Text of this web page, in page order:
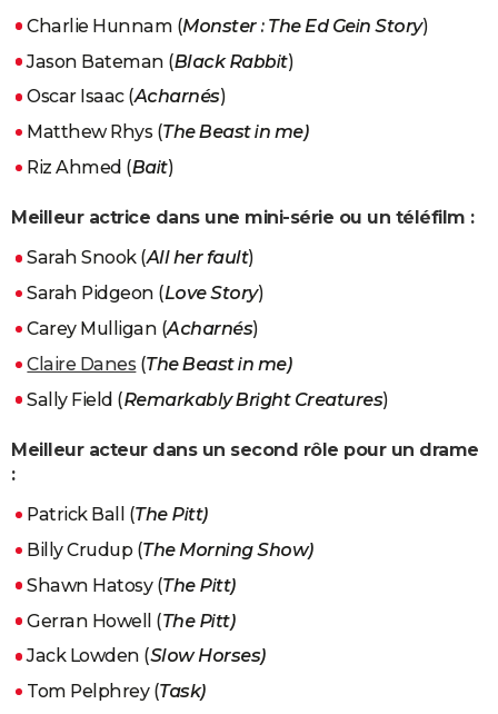
Charlie Hunnam (Monster : The Ed Gein Story)
Jason Bateman (Black Rabbit)
Oscar Isaac (Acharnés)
Matthew Rhys (The Beast in me)
Riz Ahmed (Bait)
Meilleur actrice dans une mini-série ou un téléfilm :
Sarah Snook (All her fault)
Sarah Pidgeon (Love Story)
Carey Mulligan (Acharnés)
Claire Danes (The Beast in me)
Sally Field (Remarkably Bright Creatures)
Meilleur acteur dans un second rôle pour un drame
:
Patrick Ball (The Pitt)
Billy Crudup (The Morning Show)
Shawn Hatosy (The Pitt)
Gerran Howell (The Pitt)
Jack Lowden (Slow Horses)
Tom Pelphrey (Task)